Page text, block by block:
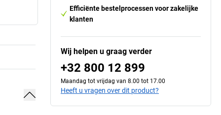
Efficiënte bestelprocessen voor zakelijke
klanten
Wij helpen u graag verder
+32 800 12 899
Maandag tot vrijdag van 8.00 tot 17.00
Heeft u vragen over dit product?